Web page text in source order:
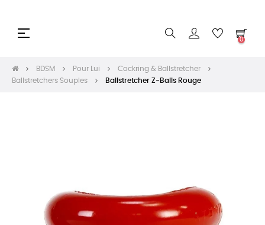
Basculer
☰
0
BDSM Pour Lui
Cockring & Ballstretcher
Ballstretchers Souples
Ballstretcher Z-Balls Rouge